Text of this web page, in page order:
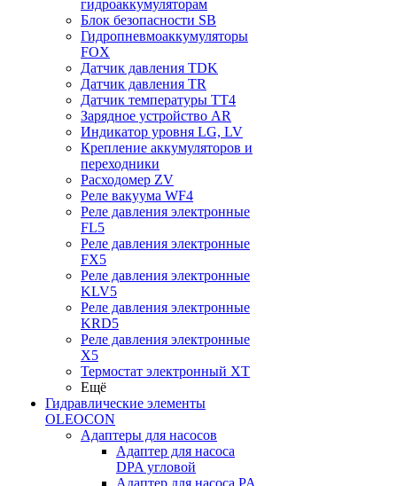
гидроаккумуляторам
Блок безопасности SB
Гидропневмоаккумуляторы
FOX
Датчик давления TDK
Датчик давления TR
Датчик температуры TT4
Зарядное устройство AR
Индикатор уровня LG, LV
Крепление аккумуляторов и
переходники
Расходомер ZV
Реле вакуума WF4
Реле давления электронные
FL5
Реле давления электронные
FX5
Реле давления электронные
KLV5
Реле давления электронные
KRD5
Реле давления электронные
X5
Термостат электронный XT
Ещё
Гидравлические элементы
OLEOCON
Адаптеры для насосов
Адаптер для насоса
DPA угловой
Адаптер для насоса PA